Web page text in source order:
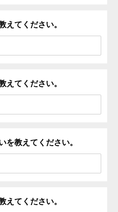
えてください。
えてください。
を教えてください。
えてください。